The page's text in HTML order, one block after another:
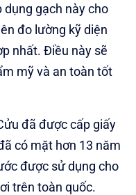
dụng gạch này cho
đo lường kỹ diện
nhất. Điều này sẽ
mỹ và an toàn tốt
đã được cấp giấy
có mặt hơn 13 năm
được sử dụng cho
trên toàn quốc.